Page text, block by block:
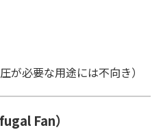
が必要な用途には不向き）
Fan）